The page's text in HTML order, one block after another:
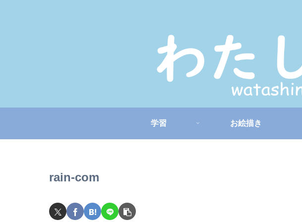
学習 お絵描き
rain-com